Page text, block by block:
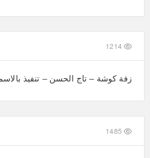
1214
زفة كوشة – تاج الحسن – تنفيذ
1485